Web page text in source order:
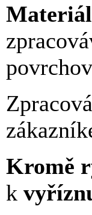
Kromě
k